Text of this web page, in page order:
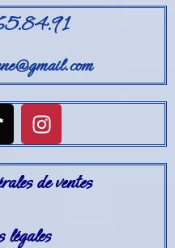
de ventes